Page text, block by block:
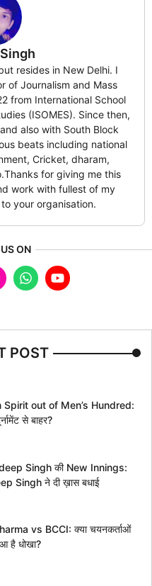
resides in New Delhi. I
of Journalism and Mass
from International School
(ISOMES). Since then,
also with South Block
beats including national
Cricket, dharam,
for giving me this
work with fullest of my
your organisation.
ON
POST
Spirit out of Men’s Hundred:
से बाहर?
Singh की New Innings:
Singh ने दी ख़ास बधाई
vs BCCI: क्या चयनकर्ताओं
है धोखा?